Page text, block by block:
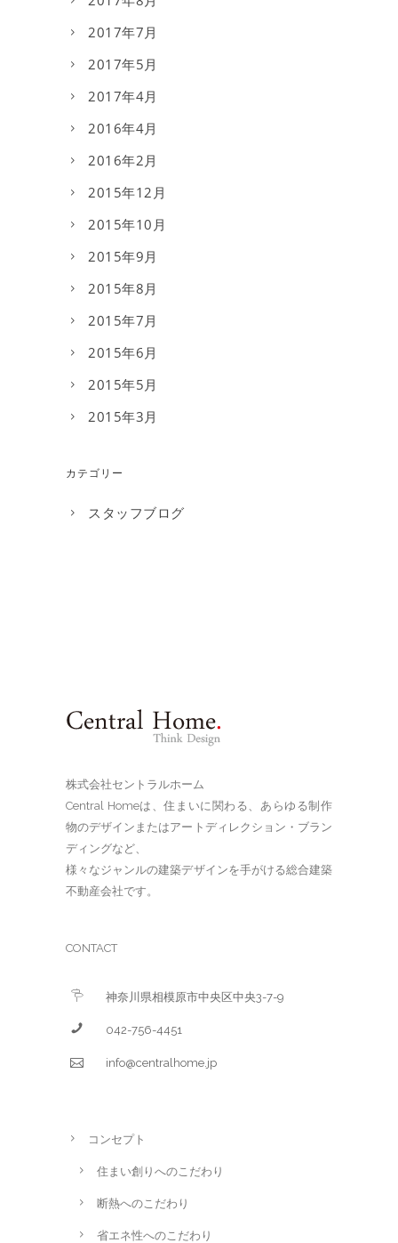
2017年7月
2017年5月
2017年4月
2016年4月
2016年2月
2015年12月
2015年10月
2015年9月
2015年8月
2015年7月
2015年6月
2015年5月
2015年3月
カテゴリー
スタッフブログ
株式会社セントラルホーム
Central Homeは、住まいに関わる、あらゆる制作
物のデザインまたはアートディレクション・ブラン
ディングなど、
様々なジャンルの建築デザインを手がける総合建築
不動産会社です。
CONTACT
神奈川県相模原市中央区中央3-7-9
042-756-4451
info@centralhome.jp
コンセプト
住まい創りへのこだわり
断熱へのこだわり
省エネ性へのこだわり